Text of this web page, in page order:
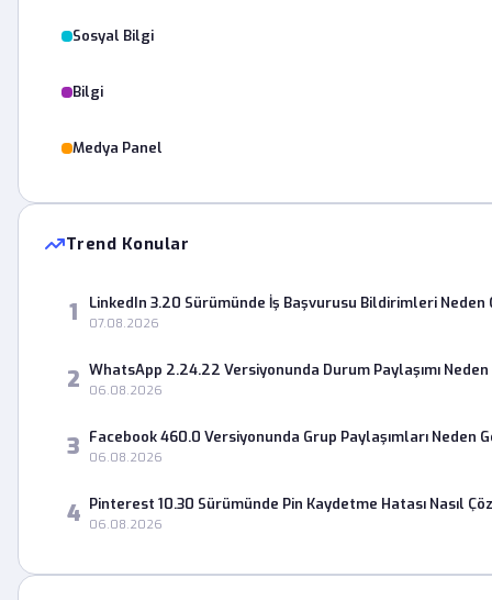
Sosyal Bilgi
Bilgi
Medya Panel
Trend Konular
1 LinkedIn 3.20 Sürümünde İş Başvurusu Bildirimleri Neden
07.08.2026
2 WhatsApp 2.24.22 Versiyonunda Durum Paylaşımı
06.08.2026
3 Facebook 460.0 Versiyonunda Grup Paylaşımları Neden
06.08.2026
4 Pinterest 10.30 Sürümünde Pin Kaydetme Hatası Nasıl
06.08.2026